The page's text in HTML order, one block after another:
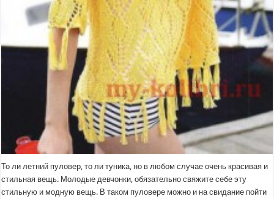
То ли летний пуловер, то ли туника, но в любом случае очень красивая и
стильная вещь. Молодые девчонки, обязательно свяжите себе эту
стильную и модную вещь. В таком пуловере можно и на свидание пойти